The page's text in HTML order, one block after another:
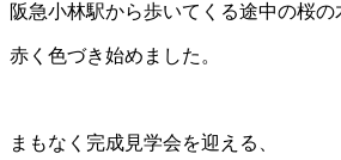
阪急小林駅から歩いてくる途中の桜
赤く色づき始めました。
まもなく完成見学会を迎える、